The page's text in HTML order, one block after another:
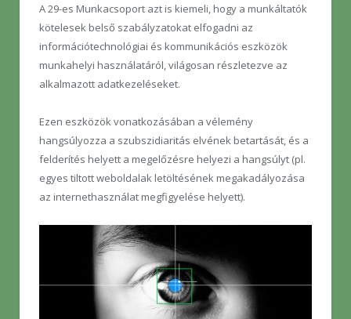
A 29-es Munkacsoport azt is kiemeli, hogy a munkáltatók
kötelesek belső szabályzatokat elfogadni az
információtechnológiai és kommunikációs eszközök
munkahelyi használatáról, világosan részletezve az
alkalmazott adatkezeléseket.
Ezen eszközök vonatkozásában a vélemény
hangsúlyozza a szubszidiaritás elvének betartását, és a
felderítés helyett a megelőzésre helyezi a hangsúlyt (pl.
egyes tiltott weboldalak letöltésének megakadályozása
az internethasználat megfigyelése helyett).